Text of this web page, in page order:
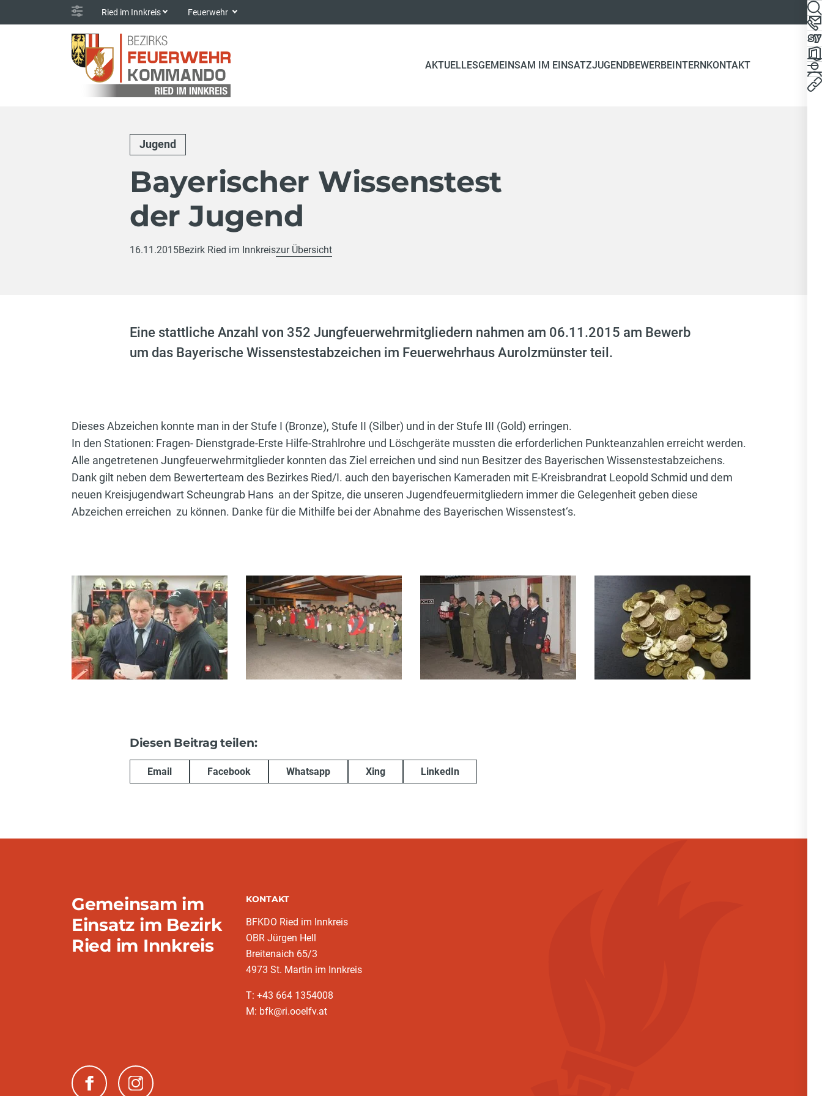
Ried im Innkreis Feuerwehr
AKTUELLESGEMEINSAM IM EINSATZJUGENDBEWERBEINTERNKONTAKT
Jugend
Bayerischer Wissenstest
der Jugend
16.11.2015Bezirk Ried im Innkreiszur Übersicht
Eine stattliche Anzahl von 352 Jungfeuerwehrmitgliedern nahmen am 06.11.2015 am Bewerb
um das Bayerische Wissenstestabzeichen im Feuerwehrhaus Aurolzmünster teil.
Dieses Abzeichen konnte man in der Stufe I (Bronze), Stufe II (Silber) und in der Stufe III (Gold) erringen.
In den Stationen: Fragen- Dienstgrade-Erste Hilfe-Strahlrohre und Löschgeräte mussten die erforderlichen Punkteanzahlen erreicht werden.
Alle angetretenen Jungfeuerwehrmitglieder konnten das Ziel erreichen und sind nun Besitzer des Bayerischen Wissenstestabzeichens.
Dank gilt neben dem Bewerterteam des Bezirkes Ried/I. auch den bayerischen Kameraden mit E-Kreisbrandrat Leopold Schmid und dem
neuen Kreisjugendwart Scheungrab Hans an der Spitze, die unseren Jugendfeuermitgliedern immer die Gelegenheit geben diese
Abzeichen erreichen zu können. Danke für die Mithilfe bei der Abnahme des Bayerischen Wissenstest‘s.
Diesen Beitrag teilen:
Email Facebook Whatsapp Xing LinkedIn
Gemeinsam im
Einsatz im Bezirk
Ried im Innkreis
KONTAKT
BFKDO Ried im Innkreis
OBR Jürgen Hell
Breitenaich 65/3
4973 St. Martin im Innkreis
T: +43 664 1354008
M: bfk@ri.ooelfv.at